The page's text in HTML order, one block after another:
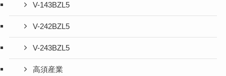
V-143BZL5
V-242BZL5
V-243BZL5
高須産業